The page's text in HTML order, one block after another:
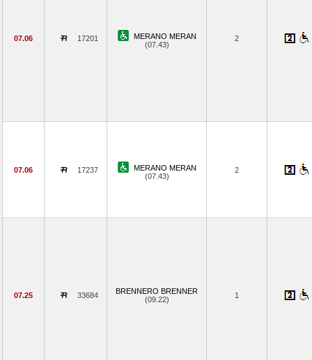
07.06 17201
MERANO MERAN
(07.43)
2
07.06 17237
MERANO MERAN
(07.43)
2
07.25 33684
BRENNERO BRENNER
(09.22)
1